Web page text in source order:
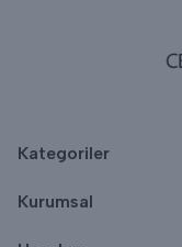
Kategoriler
Kurumsal